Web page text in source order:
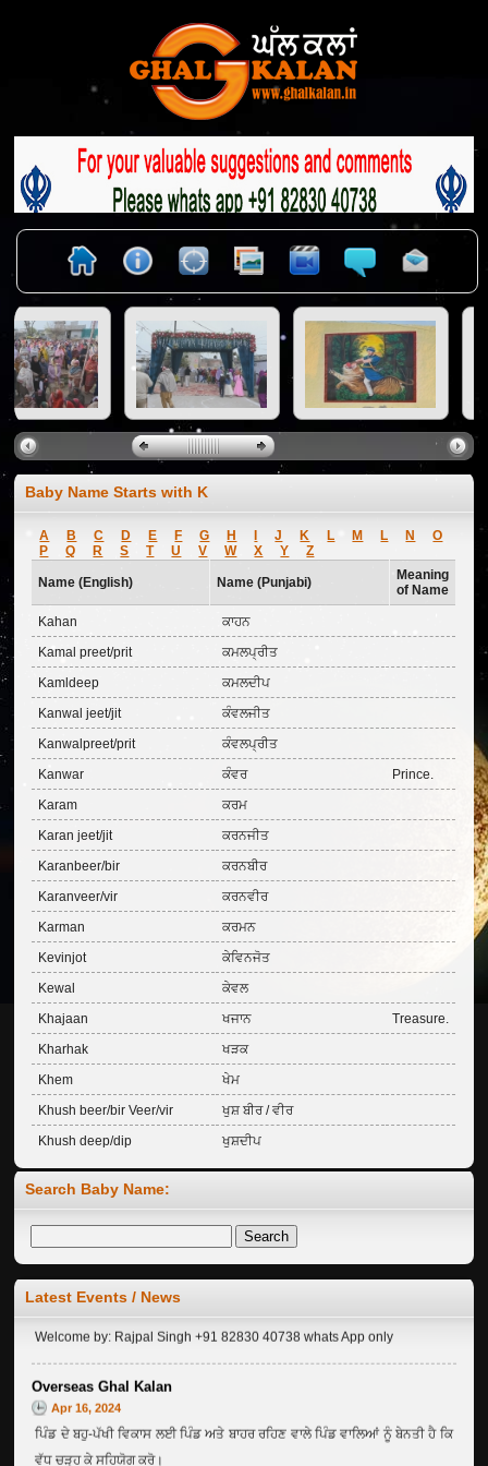
Baby Name Starts with K
A B C D E F G H J K L M L N
O
P
Q R S T U V W X Y Z
Name (English) Name (Punjabi)
Meaning
of Name
Kahan
ਕਾਹਨ
Kamal preet/prit
ਕਮਲਪ੍ਰੀਤ
Kamldeep
ਕਮਲਦੀਪ
Kanwal jeet/jit
ਕੰਵਲਜੀਤ
Kanwalpreet/prit
ਕੰਵਲਪ੍ਰੀਤ
Kanwar
ਕੰਵਰ
Prince.
Karam
ਕਰਮ
Karan jeet/jit
ਕਰਨਜੀਤ
Karanbeer/bir
ਕਰਨਬੀਰ
Karanveer/vir
ਕਰਨਵੀਰ
Karman
ਕਰਮਨ
Kevinjot
ਕੇਵਿਨਜੋਤ
Kewal
ਕੇਵਲ
Khajaan
ਖਜਾਨ
Treasure.
Kharhak
ਖੜਕ
Khem
ਖੇਮ
Khush beer/bir Veer/vir
ਖੁਸ਼ ਬੀਰ / ਵੀਰ
Khush deep/dip
ਖੁਸ਼ਦੀਪ
Khushhaal/Khushhal
ਖੁਸ਼ਹਾਲ
Prosper
ਖੁਸ਼ਰਾਜ
Khushveer
ਖੁਸ਼ਵੀਰ
Khushwant
Kirandeep
Kiranpreet
/Karorh
Search Baby Name:
Latest Events / News
Welcome to Ghalkalan Website ...
Jan 04, 2012
Welcome by: Rajpal Singh +91 82830 40738 whats App only
Overseas Ghal Kalan
Apr 16, 2024
ਪਿੰਡ ਦੇ ਬਹੁ-ਪੱਖੀ ਵਿਕਾਸ ਲਈ ਪਿੰਡ ਅਤੇ ਬਾਹਰ ਰਹਿਣ ਵਾਲੇ ਪਿੰਡ ਵਾਲਿਆਂ ਨੂੰ ਬੇਨਤੀ ਹੈ ਕਿ
ਵੱਧ ਚੜ੍ਹ ਕੇ ਸਹਿਯੋਗ ਕਰੋ।